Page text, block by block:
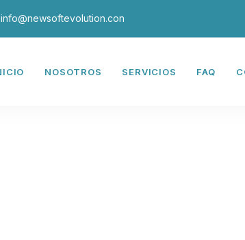
info@newsoftevolution.con
NOSOTROS SERVICIOS FAQ